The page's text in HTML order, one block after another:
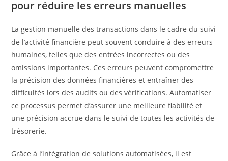
pour réduire les erreurs manuelles
La gestion manuelle des transactions dans le cadre du suivi
de l’activité financière peut souvent conduire à des erreurs
humaines, telles que des entrées incorrectes ou des
omissions importantes. Ces erreurs peuvent compromettre
la précision des données financières et entraîner des
difficultés lors des audits ou des vérifications. Automatiser
ce processus permet d’assurer une meilleure fiabilité et
une précision accrue dans le suivi de toutes les activités de
trésorerie.
Grâce à l’intégration de solutions automatisées, il est